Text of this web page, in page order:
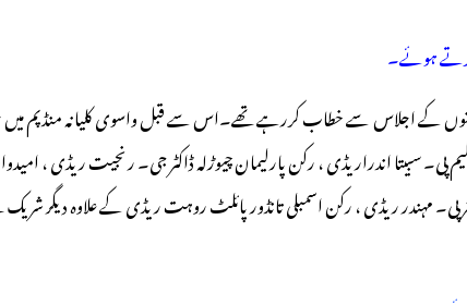
ہوئے۔
کارکنوں کے اجلاس سے خطاب کررہے تھے۔اس سے قبل واسوی کلیانہ منڈپم
اندراریڈی ، رکن پارلیمان چیوڑلہ ڈاکٹر جی۔ رنجیت ریڈی ،
پی۔ مہندر ریڈی ، رکن اسمبلی تانڈور پائلٹ روہت ریڈی کے علاوہ دیگر